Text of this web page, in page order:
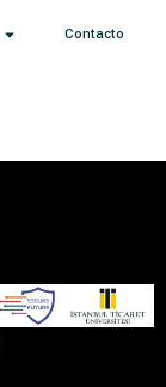
Contacto